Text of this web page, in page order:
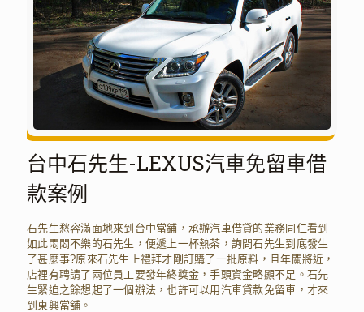
台中石先生-LEXUS汽車免留車借
款案例
石先生愁容滿面地來到台中當鋪，承辦汽車借貸的業務同仁看到
如此悶悶不樂的石先生，便遞上一杯熱茶，詢問石先生到底發生
了甚麼事?原來石先生上禮拜才剛訂購了一批原料，且年關將近，
店裡有聘請了兩位員工要發年終獎金，手頭資金略顯不足。石先
生緊迫之餘想起了一個辦法，也許可以用汽車貸款免留車，才來
到東興當舖。